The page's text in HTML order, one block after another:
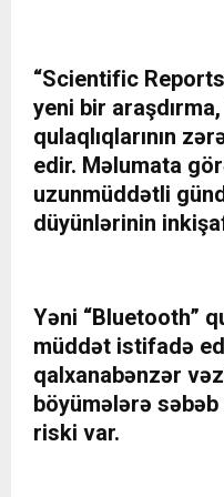
“Scientific
yeni bir
qulaqlıqlarının
edir. Məlumata
uzunmüddətli
düyünlərinin
Yəni “Bluetooth”
müddət istifadə
qalxanabənzər
böyümələrə
riski var.